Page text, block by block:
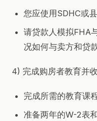
您应使用SDHC或
请贷款人模拟FHA
况如何与卖方和贷
4) 完成购房者教育并
完成所需的教育课程
准备两年的W-2表